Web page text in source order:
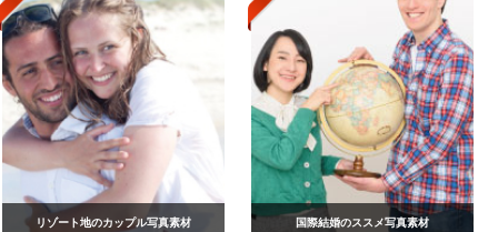
リゾート地のカップル写真素材 国際結婚のススメ写真素材